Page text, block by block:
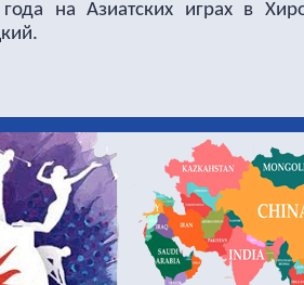
на Азиатских играх в